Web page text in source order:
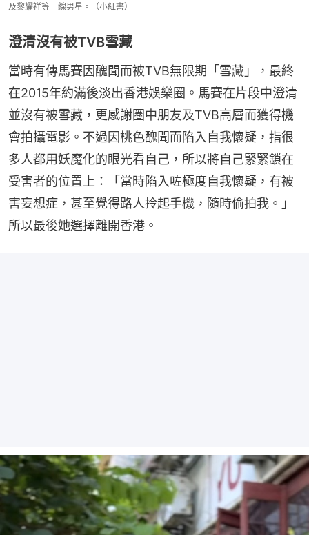
及黎耀祥等一線男星。（小紅書）
澄清沒有被TVB雪藏
當時有傳馬賽因醜聞而被TVB無限期「雪藏」，最終
在2015年約滿後淡出香港娛樂圈。馬賽在片段中澄清
並沒有被雪藏，更感謝圈中朋友及TVB高層而獲得機
會拍攝電影。不過因桃色醜聞而陷入自我懷疑，指很
多人都用妖魔化的眼光看自己，所以將自己緊緊鎖在
受害者的位置上：「當時陷入咗極度自我懷疑，有被
害妄想症，甚至覺得路人拎起手機，隨時偷拍我。」
所以最後她選擇離開香港。